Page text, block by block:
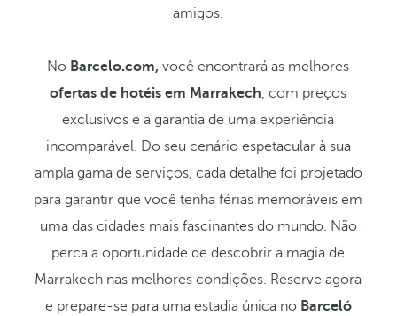
amigos.
No Barcelo.com, você encontrará as melhores
ofertas de hotéis em Marrakech, com preços
exclusivos e a garantia de uma experiência
incomparável. Do seu cenário espetacular à sua
ampla gama de serviços, cada detalhe foi projetado
para garantir que você tenha férias memoráveis em
uma das cidades mais fascinantes do mundo. Não
perca a oportunidade de descobrir a magia de
Marrakech nas melhores condições. Reserve agora
e prepare-se para uma estadia única no Barceló